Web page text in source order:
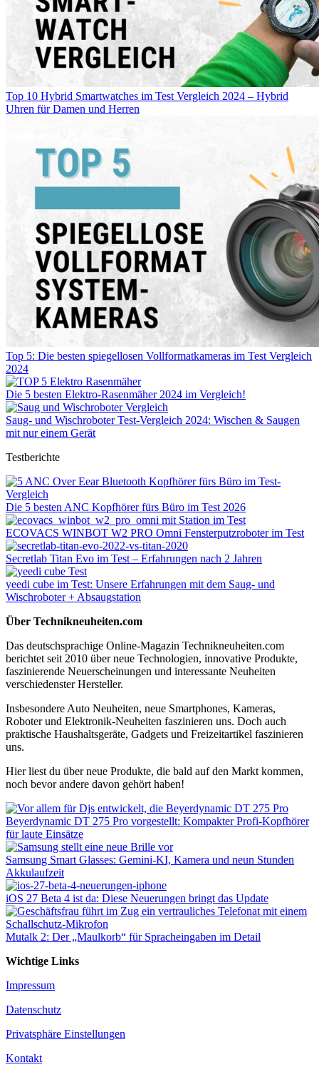
Top 10 Hybrid Smartwatches im Test Vergleich 2024 – Hybrid
Uhren für Damen und Herren
Top 5: Die besten spiegellosen Vollformatkameras im Test Vergleich
2024
Die 5 besten Elektro-Rasenmäher 2024 im Vergleich!
Saug- und Wischroboter Test-Vergleich 2024: Wischen & Saugen
mit nur einem Gerät
Testberichte
Die 5 besten ANC Kopfhörer fürs Büro im Test 2026
ECOVACS WINBOT W2 PRO Omni Fensterputzroboter im Test
Secretlab Titan Evo im Test – Erfahrungen nach 2 Jahren
yeedi cube im Test: Unsere Erfahrungen mit dem Saug- und
Wischroboter + Absaugstation
Über Technikneuheiten.com
Das deutschsprachige Online-Magazin Technikneuheiten.com
berichtet seit 2010 über neue Technologien, innovative Produkte,
faszinierende Neuerscheinungen und interessante Neuheiten
verschiedenster Hersteller.
Insbesondere Auto Neuheiten, neue Smartphones, Kameras,
Roboter und Elektronik-Neuheiten faszinieren uns. Doch auch
praktische Haushaltsgeräte, Gadgets und Freizeitartikel faszinieren
uns.
Hier liest du über neue Produkte, die bald auf den Markt kommen,
noch bevor andere davon gehört haben!
Beyerdynamic DT 275 Pro vorgestellt: Kompakter Profi-Kopfhörer
für laute Einsätze
Samsung Smart Glasses: Gemini-KI, Kamera und neun Stunden
Akkulaufzeit
iOS 27 Beta 4 ist da: Diese Neuerungen bringt das Update
Mutalk 2: Der „Maulkorb“ für Spracheingaben im Detail
Wichtige Links
Impressum
Datenschutz
Privatsphäre Einstellungen
Kontakt